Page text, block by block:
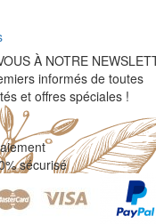
À NOTRE
informés de toutes
et offres spéciales !
sécurisé